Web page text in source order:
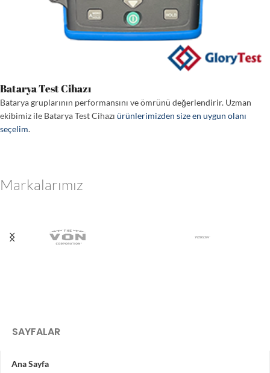
Batarya Test Cihazı
Batarya gruplarının performansını ve ömrünü değerlendirir. Uzman
ekibimiz ile Batarya Test Cihazı ürünlerimizden size en uygun olanı
seçelim.
Markalarımız
SAYFALAR
Ana Sayfa